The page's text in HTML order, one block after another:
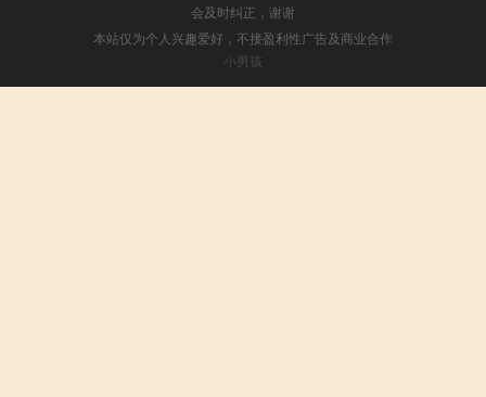
会及时纠正，谢谢
本站仅为个人兴趣爱好，不接盈利性广告及商业合作
小男孩